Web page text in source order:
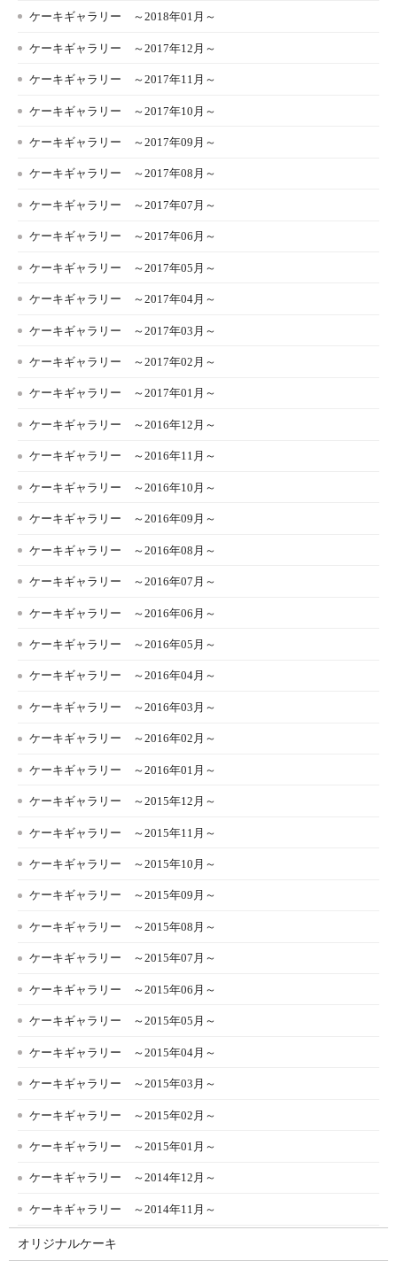
ケーキギャラリー ～2018年01月～
ケーキギャラリー ～2017年12月～
ケーキギャラリー ～2017年11月～
ケーキギャラリー ～2017年10月～
ケーキギャラリー ～2017年09月～
ケーキギャラリー ～2017年08月～
ケーキギャラリー ～2017年07月～
ケーキギャラリー ～2017年06月～
ケーキギャラリー ～2017年05月～
ケーキギャラリー ～2017年04月～
ケーキギャラリー ～2017年03月～
ケーキギャラリー ～2017年02月～
ケーキギャラリー ～2017年01月～
ケーキギャラリー ～2016年12月～
ケーキギャラリー ～2016年11月～
ケーキギャラリー ～2016年10月～
ケーキギャラリー ～2016年09月～
ケーキギャラリー ～2016年08月～
ケーキギャラリー ～2016年07月～
ケーキギャラリー ～2016年06月～
ケーキギャラリー ～2016年05月～
ケーキギャラリー ～2016年04月～
ケーキギャラリー ～2016年03月～
ケーキギャラリー ～2016年02月～
ケーキギャラリー ～2016年01月～
ケーキギャラリー ～2015年12月～
ケーキギャラリー ～2015年11月～
ケーキギャラリー ～2015年10月～
ケーキギャラリー ～2015年09月～
ケーキギャラリー ～2015年08月～
ケーキギャラリー ～2015年07月～
ケーキギャラリー ～2015年06月～
ケーキギャラリー ～2015年05月～
ケーキギャラリー ～2015年04月～
ケーキギャラリー ～2015年03月～
ケーキギャラリー ～2015年02月～
ケーキギャラリー ～2015年01月～
ケーキギャラリー ～2014年12月～
ケーキギャラリー ～2014年11月～
オリジナルケーキ